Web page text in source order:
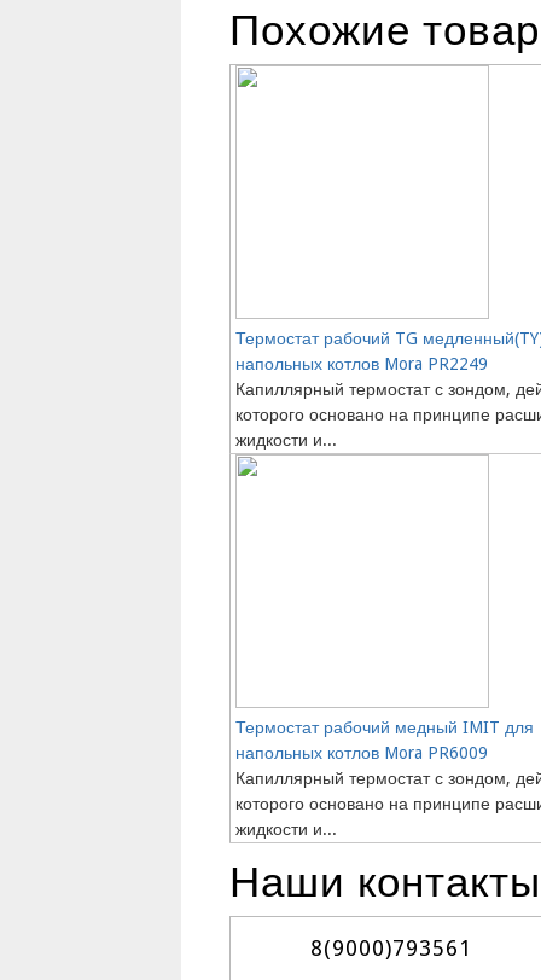
Похожие
Термостат рабочий TG
напольных котлов Mora PR2249
Капиллярный термостат с зондом,
которого основано на принципе
жидкости и...
Термостат рабочий медный IMIT для
напольных котлов Mora PR6009
Капиллярный термостат с зондом,
которого основано на принципе
жидкости и...
Наши контакты
8(9000)793561